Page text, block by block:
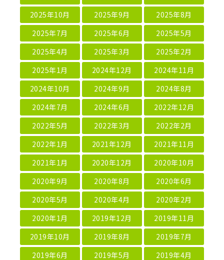
2025年10月
2025年9月
2025年8月
2025年7月
2025年6月
2025年5月
2025年4月
2025年3月
2025年2月
2025年1月
2024年12月
2024年11月
2024年10月
2024年9月
2024年8月
2024年7月
2024年6月
2022年12月
2022年5月
2022年3月
2022年2月
2022年1月
2021年12月
2021年11月
2021年1月
2020年12月
2020年10月
2020年9月
2020年8月
2020年6月
2020年5月
2020年4月
2020年2月
2020年1月
2019年12月
2019年11月
2019年10月
2019年8月
2019年7月
2019年6月
2019年5月
2019年4月